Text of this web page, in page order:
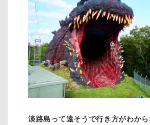
淡路島って遠そうで行き方がわか